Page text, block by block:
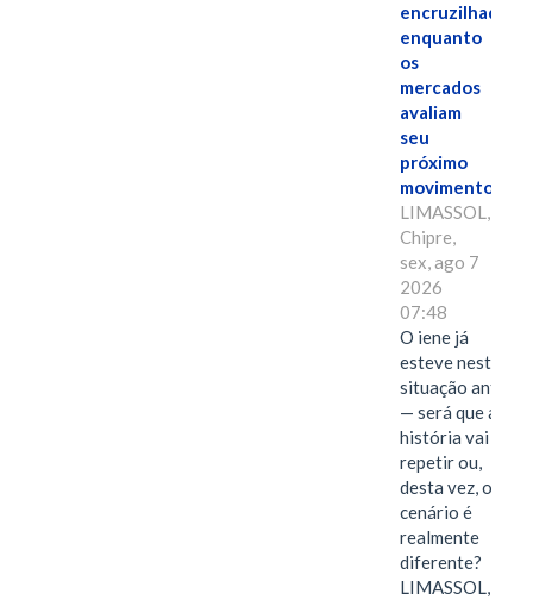
encruzilhada
enquanto
os
mercados
avaliam
seu
próximo
movimento.
LIMASSOL,
Chipre,
sex, ago 7
2026
07:48
O iene já
esteve nesta
situação antes
— será que a
história vai se
repetir ou,
desta vez, o
cenário é
realmente
diferente?
LIMASSOL,